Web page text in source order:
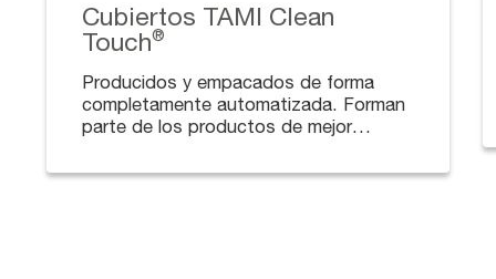
Cubiertos TAMI Clean
Touch®
Producidos y empacados de forma
completamente automatizada. Forman
parte de los productos de mejor
descartables económicos.